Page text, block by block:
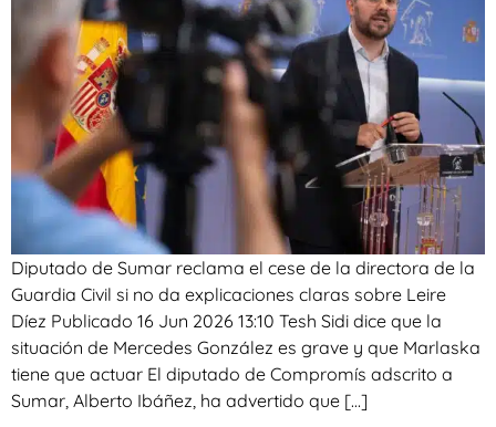
Diputado de Sumar reclama el cese de la directora de la
Guardia Civil si no da explicaciones claras sobre Leire
Díez Publicado 16 Jun 2026 13:10 Tesh Sidi dice que la
situación de Mercedes González es grave y que Marlaska
tiene que actuar El diputado de Compromís adscrito a
Sumar, Alberto Ibáñez, ha advertido que […]